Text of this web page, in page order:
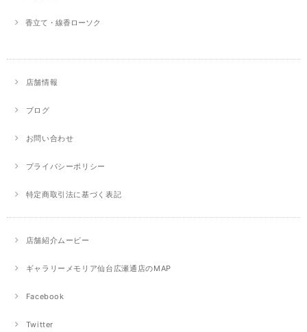
香立て・線香ローソク
店舗情報
ブログ
お問い合わせ
プライバシーポリシー
特定商取引法に基づく表記
店舗紹介ムービー
ギャラリーメモリア仙台広瀬通店のMAP
Facebook
Twitter